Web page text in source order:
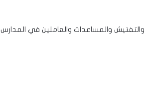
والتفتيش والمساعدات والعاملين في المدارس